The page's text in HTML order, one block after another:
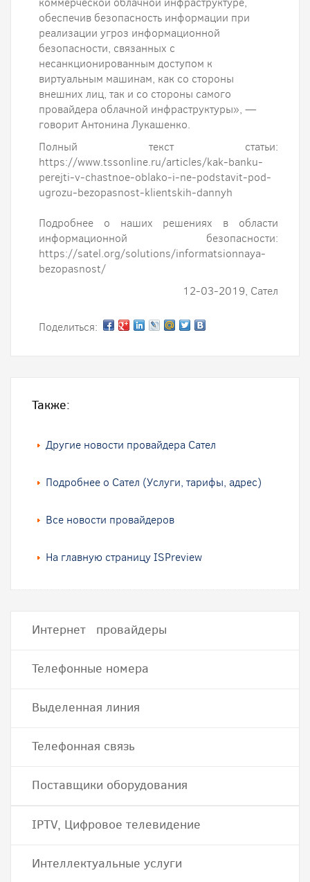
обеспечив безопасность информации при
реализации угроз информационной
безопасности, связанных с
несанкционированным доступом к
виртуальным машинам, как со стороны
внешних лиц, так и со стороны самого
провайдера облачной инфраструктуры», —
говорит Антонина Лукашенко.
Полный текст статьи:
https://www.tssonline.ru/articles/kak-banku-
perejti-v-chastnoe-oblako-i-ne-podstavit-pod-
ugrozu-bezopasnost-klientskih-dannyh
Подробнее о наших решениях в области
информационной безопасности:
https://satel.org/solutions/informatsionnaya-
bezopasnost/
12-03-2019, Сател
Поделиться:
Также:
Другие новости провайдера Сател
Подробнее о Сател (Услуги, тарифы, адрес)
Все новости провайдеров
На главную страницу ISPreview
Интернет провайдеры
Телефонные номера
Выделенная линия
Телефонная связь
Поставщики оборудования
IPTV, Цифровое телевидение
Интеллектуальные услуги